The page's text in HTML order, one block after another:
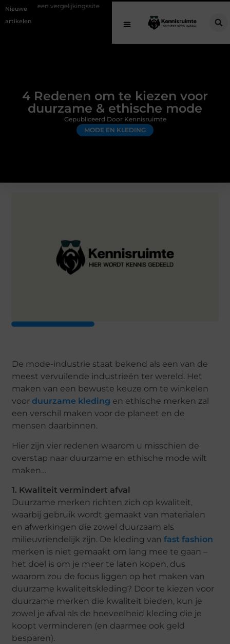
Nieuwe
artikelen
Schenking aan een goed doel: waarom geven
4 Redenen om te kiezen voor
duurzame & ethische mode
MODE EN KLEDING
Gepubliceerd Door Kennisruimte
De mode-industrie staat bekend als een van de
meest vervuilende industrieën ter wereld. Het
maken van een bewuste keuze om te winkelen
voorduurzame kleding en ethische merken zal
een verschil maken voor de planeet en de
mensen daarbinnen.
Hier zijn vier redenen waarom u misschien de
overstap naar duurzame en ethische mode wilt
maken…
1. Kwaliteit vermindert afval
Duurzame merken richten zich op kwaliteit,
waarbij gebruik wordt gemaakt van materialen
en afwerkingen die zowel duurzaam als
milieuvriendelijk zijn. De kleding vanfast fashion
merken is niet gemaakt om lang mee te gaan –
het doel is om je meer te laten kopen, dus
waarom zou de focus liggen op het maken van
duurzame kwaliteitskleding? Door te kiezen voor
duurzame merken die kwaliteit bieden, kun je
zowel je afval als de hoeveelheid kleding die je
koopt verminderen (en daarmee ook geld
besparen).